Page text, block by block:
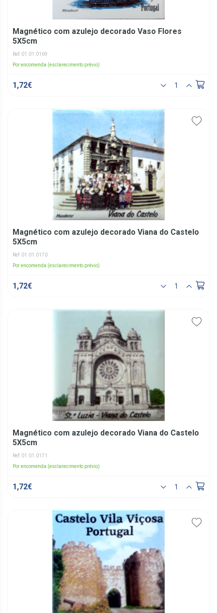
Magnético com azulejo decorado Vaso Flores
5X5cm
Ref: 01.01.0169
Por encomenda (esclarecimento prévio)
1,72€
Magnético com azulejo decorado Viana do Castelo
5X5cm
Ref: 01.01.0170
Por encomenda (esclarecimento prévio)
1,72€
Magnético com azulejo decorado Viana do Castelo
5X5cm
Ref: 01.01.0171
Por encomenda (esclarecimento prévio)
1,72€